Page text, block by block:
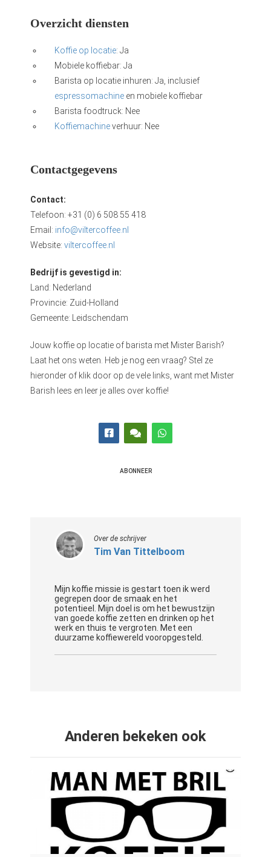
Overzicht diensten
Koffie op locatie: Ja
Mobiele koffiebar: Ja
Barista op locatie inhuren: Ja, inclusief
espressomachine en mobiele koffiebar
Barista foodtruck: Nee
Koffiemachineverhuur: Nee
Contactgegevens
Contact:
Telefoon: +31 (0) 6 508 55 418
Email: info@viltercoffee.nl
Website: viltercoffee.nl
Bedrijf is gevestigd in:
Land: Nederland
Provincie: Zuid-Holland
Gemeente: Leidschendam
Jouw koffie op locatie of barista met Mister Barish?
Laat het ons weten. Heb je nog een vraag? Stel ze
hieronder of klik door op de vele links, want met Mister
Barish lees en leer je alles over koffie!
ABONNEER
Over de schrijver
Tim Van Tittelboom
Mijn koffie missie is gestart toen ik werd
gegrepen door de smaak en het
potentieel. Mijn doel is om het bewustzijn
van goede koffie zetten en drinken op het
werk en thuis te vergroten. Met een
duurzame koffiewereld vooropgesteld.
Anderen bekeken ook